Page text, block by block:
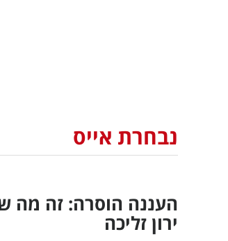
נבחרת אייס
העננה הוסרה: זה מה
ירון זליכה